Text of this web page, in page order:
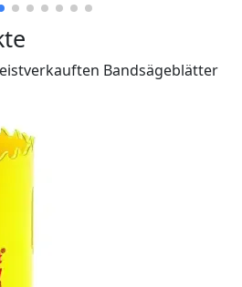
Bandsägeblätter